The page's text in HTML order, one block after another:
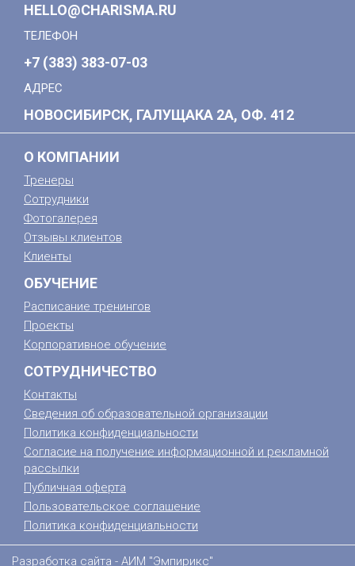
HELLO@CHARISMA.RU
ТЕЛЕФОН
+7 (383) 383-07-03
АДРЕС
НОВОСИБИРСК, ГАЛУЩАКА 2А, ОФ. 412
О КОМПАНИИ
Тренеры
Сотрудники
Фотогалерея
Отзывы клиентов
Клиенты
ОБУЧЕНИЕ
Расписание тренингов
Проекты
Корпоративное обучение
СОТРУДНИЧЕСТВО
Контакты
Сведения об образовательной организации
Политика конфиденциальности
Согласие на получение информационной и рекламной
рассылки
Публичная оферта
Пользовательское соглашение
Политика конфиденциальности
Разработка сайта - АИМ "Эмпирикс"